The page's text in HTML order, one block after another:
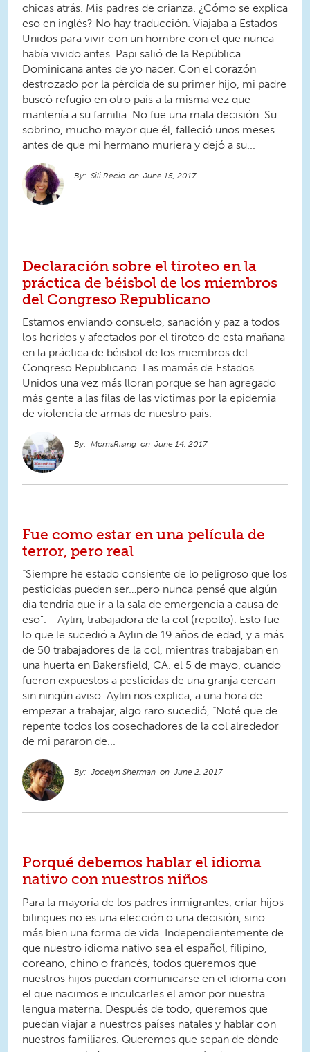
chicas atrás. Mis padres de crianza. ¿Cómo se explica
eso en inglés? No hay traducción. Viajaba a Estados
Unidos para vivir con un hombre con el que nunca
había vivido antes. Papi salió de la República
Dominicana antes de yo nacer. Con el corazón
destrozado por la pérdida de su primer hijo, mi padre
buscó refugio en otro país a la misma vez que
mantenía a su familia. No fue una mala decisión. Su
sobrino, mucho mayor que él, falleció unos meses
antes de que mi hermano muriera y dejó a su...
Sili Recio June 15, 2017
Declaración sobre el tiroteo en la
práctica de béisbol de los miembros
del Congreso Republicano
Estamos enviando consuelo, sanación y paz a todos
los heridos y afectados por el tiroteo de esta mañana
en la práctica de béisbol de los miembros del
Congreso Republicano. Las mamás de Estados
Unidos una vez más lloran porque se han agregado
más gente a las filas de las víctimas por la epidemia
de violencia de armas de nuestro país.
MomsRising June 14, 2017
Fue como estar en una película de
terror, pero real
“Siempre he estado consiente de lo peligroso que los
pesticidas pueden ser…pero nunca pensé que algún
día tendría que ir a la sala de emergencia a causa de
eso”. - Aylin, trabajadora de la col (repollo). Esto fue
lo que le sucedió a Aylin de 19 años de edad, y a más
de 50 trabajadores de la col, mientras trabajaban en
una huerta en Bakersfield, CA. el 5 de mayo, cuando
fueron expuestos a pesticidas de una granja cercan
sin ningún aviso. Aylin nos explica, a una hora de
empezar a trabajar, algo raro sucedió, “Noté que de
repente todos los cosechadores de la col alrededor
de mi pararon de...
Jocelyn Sherman June 2, 2017
Porqué debemos hablar el idioma
nativo con nuestros niños
Para la mayoría de los padres inmigrantes, criar hijos
bilingües no es una elección o una decisión, sino
más bien una forma de vida. Independientemente de
que nuestro idioma nativo sea el español, filipino,
coreano, chino o francés, todos queremos que
nuestros hijos puedan comunicarse en el idioma con
el que nacimos e inculcarles el amor por nuestra
lengua materna. Después de todo, queremos que
puedan viajar a nuestros países natales y hablar con
nuestros familiares. Queremos que sepan de dónde